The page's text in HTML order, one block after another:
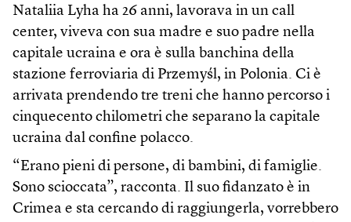
Nataliia Lyha ha 26 anni, lavorava in un call
center, viveva con sua madre e suo padre nella
capitale ucraina e ora è sulla banchina della
stazione ferroviaria di Przemyśl, in Polonia. Ci è
arrivata prendendo tre treni che hanno percorso i
cinquecento chilometri che separano la capitale
ucraina dal confine polacco.
“Erano pieni di persone, di bambini, di famiglie.
Sono scioccata”, racconta. Il suo fidanzato è in
Crimea e sta cercando di raggiungerla, vorrebbero